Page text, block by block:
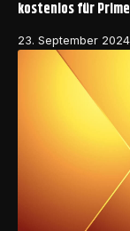
kostenlos für
23. September 2024